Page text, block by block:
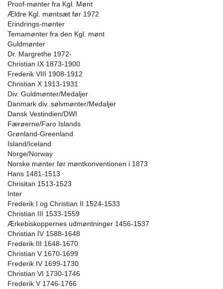
Proof-mønter fra Kgl. Mønt
Ældre Kgl. møntsæt før 1972
Erindrings-mønter
Temamønter fra den Kgl. mønt
Guldmønter
Dr. Margrethe 1972-
Christian IX 1873-1900
Frederik VIII 1908-1912
Christian X 1913-1931
Div. Guldmønter/Medaljer
Danmark div. sølvmønter/Medaljer
Dansk Vestindien/DWI
Færøerne/Faro Islands
Grønland-Greenland
Island/Iceland
Norge/Norway
Norske mønter før møntkonventionen i 1873
Hans 1481-1513
Chrisitan 1513-1523
Inter
Frederik I og Christian II 1524-1533
Christian III 1533-1559
Ærkebiskoppernes udmøntninger 1456-1537
Christian IV 1588-1648
Frederik III 1648-1670
Christian V 1670-1699
Frederik IV 1699-1730
Christian VI 1730-1746
Frederik V 1746-1766